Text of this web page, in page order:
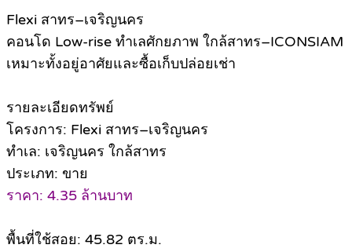
Flexi สาทร–เจริญนคร
คอนโด Low-rise ทำเลศักยภาพ ใกล้สาทร–ICONSIAM
เหมาะทั้งอยู่อาศัยและซื้อเก็บปล่อยเช่า
รายละเอียดทรัพย์
โครงการ: Flexi สาทร–เจริญนคร
ทำเล: เจริญนคร ใกล้สาทร
ประเภท: ขาย
ราคา: 4.35 ล้านบาท
พื้นที่ใช้สอย: 45.82 ตร.ม.